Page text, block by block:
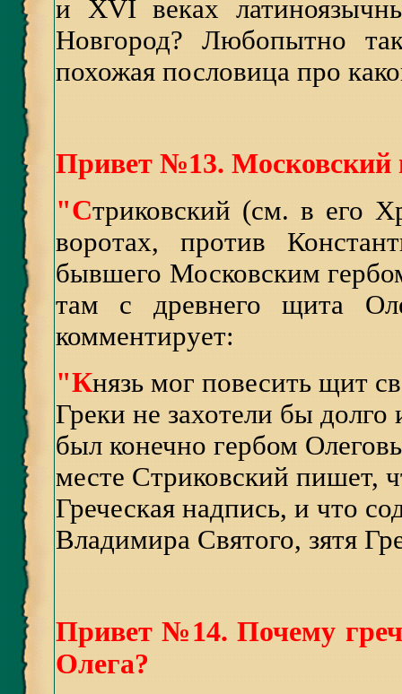
и XVI веках
Новгород? Любопытно
похожая пословица про
Привет №13. Московский
"Стриковский (см. в его
воротах, против
бывшего Московским
там с древнего щита
комментирует:
"Князь мог повесить щит
Греки не захотели бы
был конечно гербом
месте Стриковский пишет,
Греческая надпись, и что
Владимира Святого, зятя
Привет №14. Почему
Олега?